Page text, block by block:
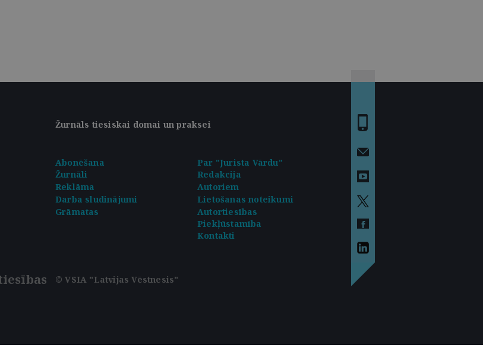
Žurnāls tiesiskai domai un praksei
Abonēšana
Par "Jurista Vārdu"
Žurnāli
Redakcija
Reklāma
Autoriem
Darba sludinājumi
Lietošanas noteikumi
Grāmatas
Autortiesības
Piekļūstamība
Kontakti
© VSIA "Latvijas Vēstnesis"